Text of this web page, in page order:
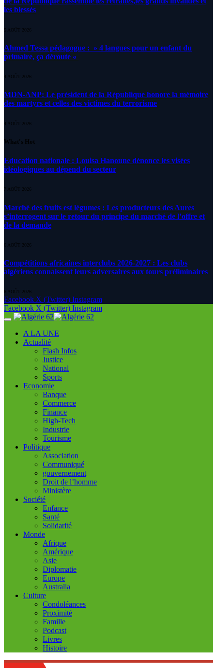
les blessés
5 AOÛT 2026
Ahmed Tessa pédagogue : » 4 langues pour un enfant du
primaire, ça déroute «
4 AOÛT 2026
MDN-ANP: Le président de la République honore la mémoire
des martyrs et celles des victimes du terrorisme
4 AOÛT 2026
What's Hot
Education nationale : Louisa Hanoune dénonce les visées
idéologiques au dépend du secteur
7 AOÛT 2026
Marché des fruits est légumes : Les producteurs des Aures
s’interrogent sur le retour du principe du marché de l’offre et
de la demande
6 AOÛT 2026
Compétitions africaines interclubs 2026-2027 : Les clubs
algériens connaissent leurs adversaires aux tours préliminaires
6 AOÛT 2026
Facebook X (Twitter) Instagram
Facebook X (Twitter) Instagram
A LA UNE
Actualité
Flash Infos
Justice
National
Sports
Economie
Banque
Commerce
Finance
High-Tech
Industrie
Tourisme
Politique
Association
Communiqué
gouvernement
Droit de l’homme
Ministère
Société
Enfance
Santé
Solidarité
Monde
Afrique
Amérique
Asie
Diplomatie
Europe
Australia
Culture
Condoléances
Proximité
Famille
Podcast
Livres
Histoire